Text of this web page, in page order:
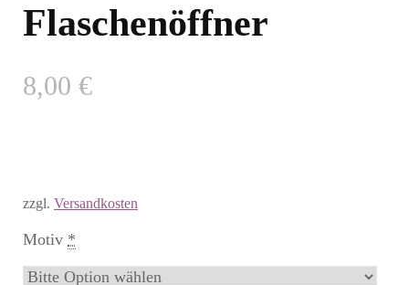
Flaschenöffner
8,00 €
zzgl. Versandkosten
Motiv *